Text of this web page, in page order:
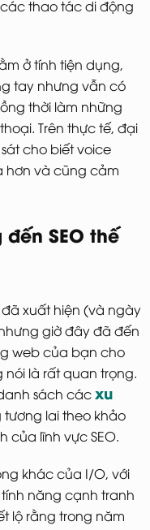
thao tác di động
ở tính tiện dụng,
tay nhưng vẫn có
thời làm những
Trên thực tế, đại
cho biết voice
hơn và cũng cảm
SEO thế
xuất hiện (và ngày
giờ đây đã đến
web của bạn cho
là rất quan trọng.
sách cácxu
tương lai theo khảo
của lĩnh vực SEO.
khác của I/O, với
năng cạnh tranh
lộ rằng trong năm